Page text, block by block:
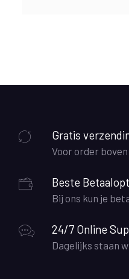
Gratis
Voor order boven
Beste
Bij ons kun je
24/7 Online
Dagelijks staan